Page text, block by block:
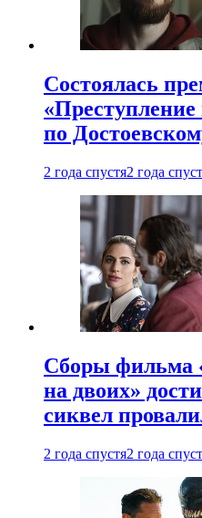
Состоялась
«Преступление
по
2 года спустя2 года
Сборы фильма
на двоих»
сиквел
2 года спустя2 года